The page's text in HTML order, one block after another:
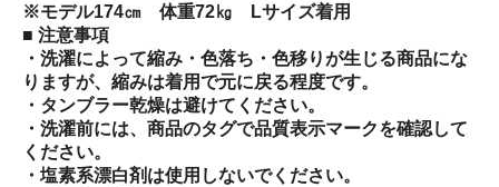
※モデル174㎝ 体重72㎏ Lサイズ着用
■ 注意事項
・洗濯によって縮み・色落ち・色移りが生じる商品にな
りますが、縮みは着用で元に戻る程度です。
・タンブラー乾燥は避けてください。
・洗濯前には、商品のタグで品質表示マークを確認して
ください。
・塩素系漂白剤は使用しないでください。